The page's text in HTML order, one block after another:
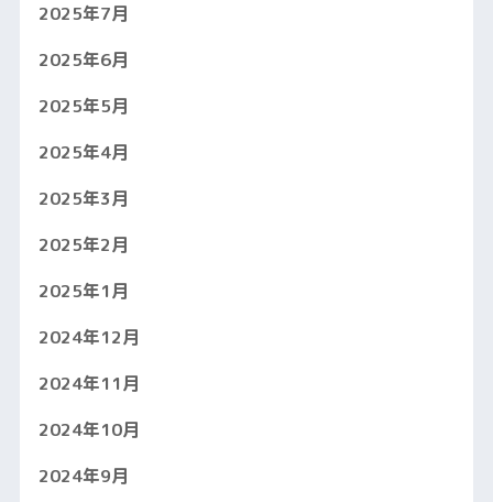
2025年7月
2025年6月
2025年5月
2025年4月
2025年3月
2025年2月
2025年1月
2024年12月
2024年11月
2024年10月
2024年9月